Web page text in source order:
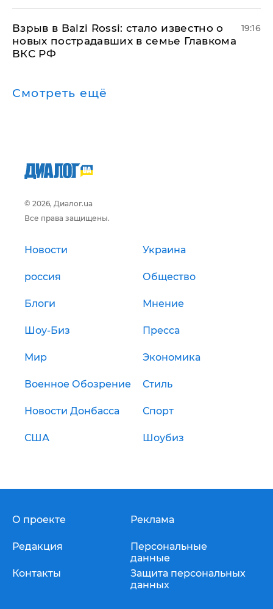
Взрыв в Balzi Rossi: стало известно о
новых пострадавших в семье Главкома
ВКС РФ
19:16
Смотреть ещё
© 2026, Диалог.ua
Все права защищены.
Новости Украина
россия Общество
Блоги Мнение
Шоу-Биз Пресса
Мир Экономика
Военное Обозрение Стиль
Новости Донбасса Спорт
США Шоубиз
О проекте
Редакция
Контакты
Реклама
Персональные
данные
Защита персональных
данных